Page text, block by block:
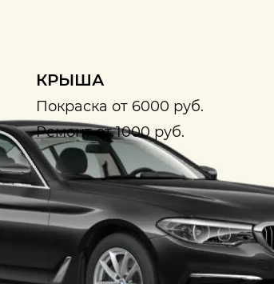
КРЫША
Покраска от 6000 руб.
Ремонт от 1000 руб.